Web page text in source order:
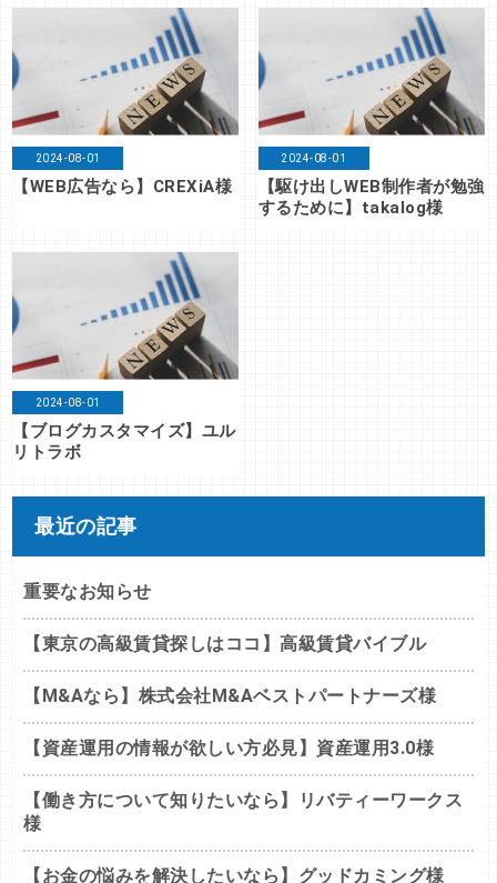
2024-08-01
【WEB広告なら】CREXiA様
2024-08-01
【駆け出しWEB制作者が勉強
するために】takalog様
2024-08-01
【ブログカスタマイズ】ユル
リトラボ
最近の記事
重要なお知らせ
【東京の高級賃貸探しはココ】高級賃貸バイブル
【M&Aなら】株式会社M&Aベストパートナーズ様
【資産運用の情報が欲しい方必見】資産運用3.0様
【働き方について知りたいなら】リバティーワークス
様
【お金の悩みを解決したいなら】グッドカミング様